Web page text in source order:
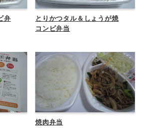
弁
とりかつタル＆しょうが焼
コンビ弁当
焼肉弁当